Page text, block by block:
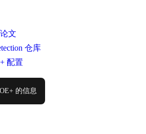
文
仓库
配置
的信息